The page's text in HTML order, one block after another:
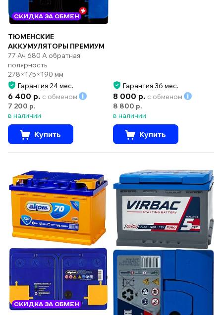
СКИДКА ЗА ОБМЕН
ТЮМЕНСКИЕ
АККУМУЛЯТОРЫ ПРЕМИУМ
77 Ач 680 А обратная
полярность
278×175×190 мм
Гарантия 24 мес.
6 400 р. с обменом
7 200 р.
в наличии
Купить
Гарантия 36 мес.
8 000 р. с обменом
8 800 р.
в наличии
Купить
СКИДКА ЗА ОБМЕН